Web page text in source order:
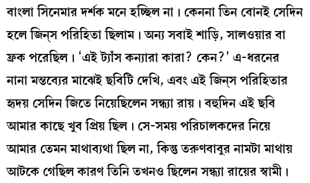
বাংলা সিনেমার দর্শক মনে হচ্ছিল না। কেননা তিন বোনই সেদিন
হলে জিন্‌স পরিহিতা ছিলাম। অন্য সবাই শাড়ি, সালওয়ার বা
ফ্রক পরেছিল। ‘এই ট্যাঁস কন্যারা কারা? কেন?’ এ-ধরনের
নানা মন্তব্যের মাঝেই ছবিটি দেখি, এবং এই জিন্‌স পরিহিতার
হৃদয় সেদিন জিতে নিয়েছিলেন সন্ধ্যা রায়। বহুদিন এই ছবি
আমার কাছে খুব প্রিয় ছিল। সে-সময় পরিচালকদের নিয়ে
আমার তেমন মাথাব্যথা ছিল না, কিন্তু তরুণবাবুর নামটা মাথায়
আটকে গেছিল কারণ তিনি তখনও ছিলেন সন্ধ্যা রায়ের স্বামী।